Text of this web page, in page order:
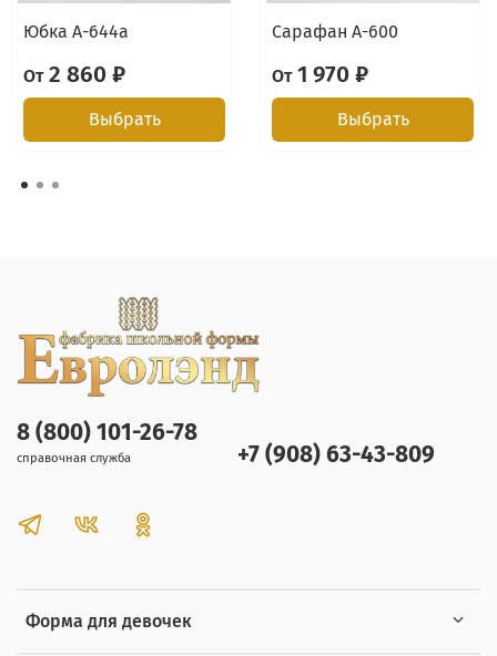
Юбка А-644а
От2 860 ₽
Выбрать
Сарафан А-600
От1 970 ₽
Выбрать
Форма для девочек
8 (800) 101-26-78
справочная служба +7 (908) 63-43-809